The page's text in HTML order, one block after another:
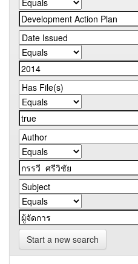
Start a new search